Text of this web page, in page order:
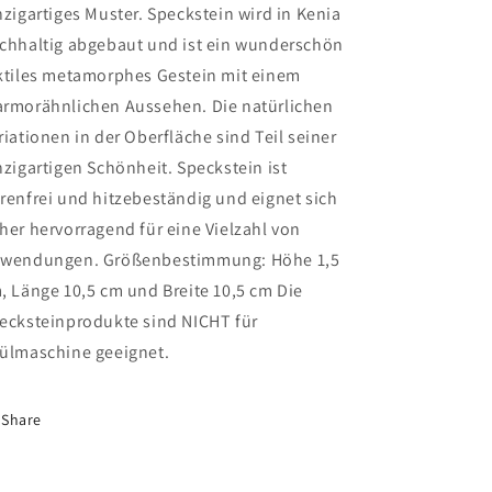
Muster. Speckstein wird in Kenia
abgebaut und ist ein wunderschön
metamorphes Gestein mit einem
Aussehen. Die natürlichen
in der Oberfläche sind Teil seiner
Schönheit. Speckstein ist
und hitzebeständig und eignet sich
hervorragend für eine Vielzahl von
Größenbestimmung: Höhe 1,5
Länge 10,5 cm und Breite 10,5 cm Die
sind NICHT für
geeignet.
Share